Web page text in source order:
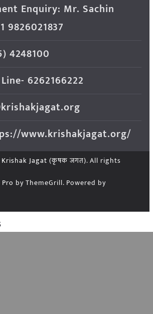
Enquiry: Mr. Sachin
9826021837
4248100
6262166222
www.krishakjagat.org/
Krishak Jagat (कृषक जगत). All rights
by ThemeGrill. Powered by